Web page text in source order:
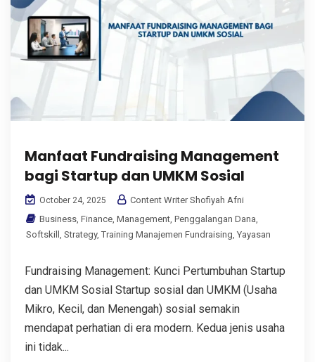
Manfaat Fundraising Management
bagi Startup dan UMKM Sosial
October 24, 2025
Content Writer Shofiyah Afni
Business, Finance, Management, Penggalangan Dana,
Softskill , Strategy, Training Manajemen Fundraising, Yayasan
Fundraising Management: Kunci Pertumbuhan Startup
dan UMKM Sosial Startup sosial dan UMKM (Usaha
Mikro, Kecil, dan Menengah) sosial semakin
mendapat perhatian di era modern. Kedua jenis usaha
ini tidak...